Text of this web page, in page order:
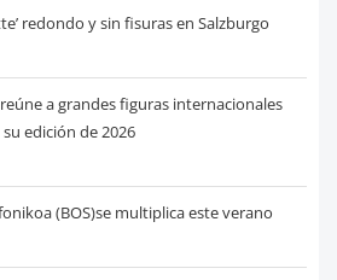
redondo y sin fisuras en Salzburgo
a grandes figuras internacionales
edición de 2026
(BOS)se multiplica este verano